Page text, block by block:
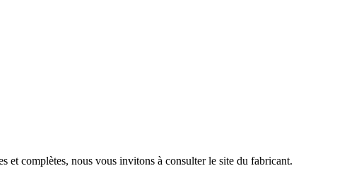
et complètes, nous vous invitons à consulter le site du fabricant.